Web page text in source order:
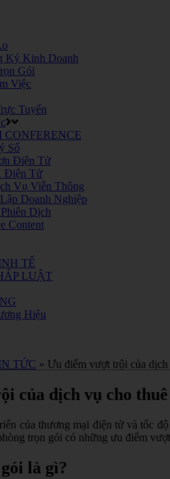
Ký Kinh Doanh
Gói
Việc
Tuyến
CONFERENCE
Số
Điện Tử
Điện Tử
Vụ Viễn Thông
Doanh Nghiệp
Dịch
Content
TẾ
LUẬT
Hiệu
TỨC » Ưu điểm vượt trội của
của dịch vụ cho
của thương mại điện tử và tốc
trọn gói có những ưu điểm
là gì?